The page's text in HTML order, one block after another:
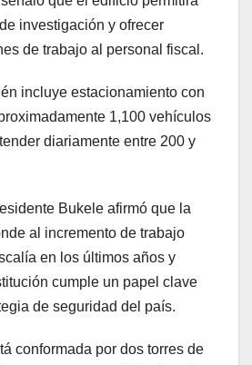
investigación y ofrecer
de trabajo al personal fiscal.
incluye estacionamiento con
1,100 vehículos
diariamente entre 200 y
Bukele afirmó que la
al incremento de trabajo
en los últimos años y
cumple un papel clave
de seguridad del país.
conformada por dos torres de